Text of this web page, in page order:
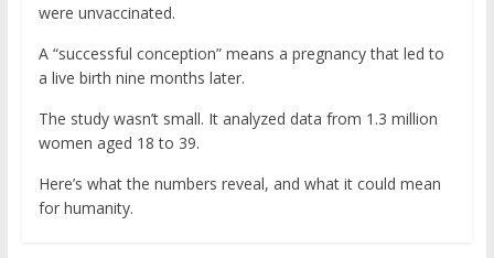
were unvaccinated.
A “successful conception” means a pregnancy that led to
a live birth nine months later.
The study wasn’t small. It analyzed data from 1.3 million
women aged 18 to 39.
Here’s what the numbers reveal, and what it could mean
for humanity.